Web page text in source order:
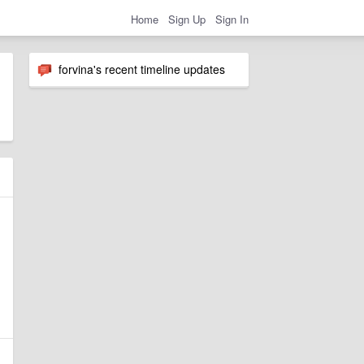
Home Sign Up Sign In
forvina's recent timeline updates